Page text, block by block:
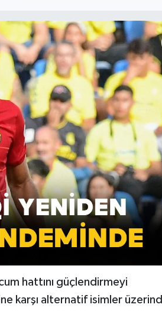
hattını güçlendirmeyi
karşı alternatif isimler